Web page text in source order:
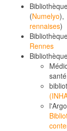
(Numelyo),
rennaises)
Rennes